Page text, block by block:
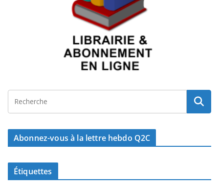
Abonnez-vous à la lettre hebdo Q2C
Étiquettes